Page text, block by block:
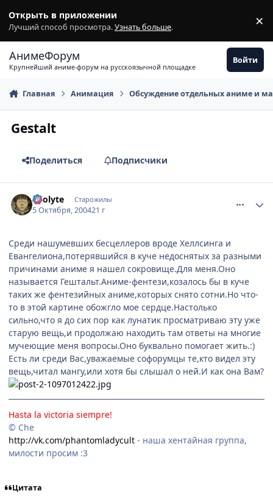
Открыть в приложении
Лучший способ просмотра.Узнать больше. ×
АнимеФорум
Крупнейший аниме-форум на русскоязычной площадке
Войти
Главная Анимация Обсуждение отдельных аниме и
Gestalt
Поделиться Подписчики
Acolyte Старожилы
5 Октября, 200421 г
Среди нашумевших бесцеллеров вроде Хеллсинга и
Евангелиона,потерявшийся в куче недоснятых за разными
причинами аниме я нашел сокровище.Для меня.Оно
называется Гештальт.Аниме-фентези,козалось бы в куче
таких же фентезийных аниме,которых снято сотни.Но что-
то в этой картине обожгло мое сердце.Настолько
сильно,что я до сих пор как лунатик просматриваю эту уже
старую вещь,и продолжаю находить там ответы на многие
мучеющие меня вопросы.Оно буквально помогает жить.:)
Есть ли среди Вас,уважаемые софорумцы те,кто видел эту
вещь,читал мангу,или хотя бы слышал о ней.И как она Вам?
Hasta la victoria siempre!
© Che
http://vk.com/phantomladycult - наша хентайная группа,
милости просим :3
Цитата